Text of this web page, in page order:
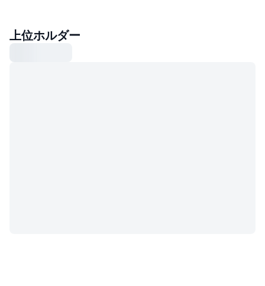
上位ホルダー